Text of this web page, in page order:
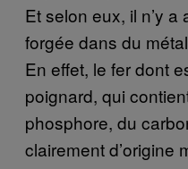
Et selon eux, il n’y
forgée dans du
En effet, le fer dont
poignard, qui
phosphore, du
clairement d’origine